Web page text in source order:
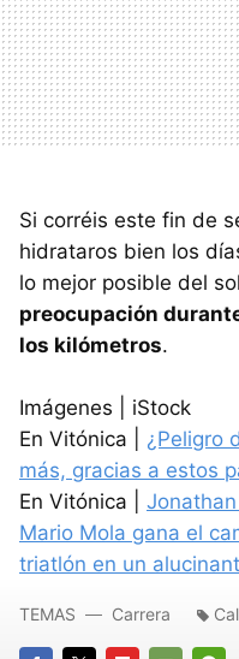
Si corréis este fin de
hidrataros bien los
lo mejor posible del
preocupación
los kilómetros.
Imágenes | iStock
En Vitónica | ¿Peligro
más, gracias a estos
En Vitónica |
Mario Mola gana el
triatlón en un
TEMAS Carrera